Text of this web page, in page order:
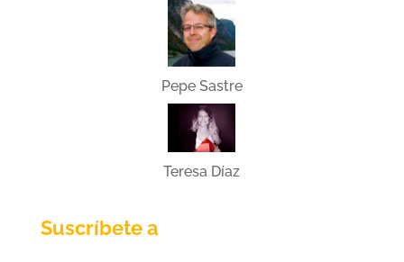
Pepe Sastre
Teresa Díaz
Suscríbete a